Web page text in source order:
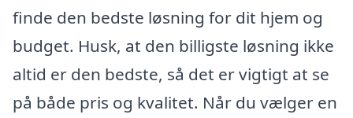
finde den bedste løsning for dit hjem og
budget. Husk, at den billigste løsning ikke
altid er den bedste, så det er vigtigt at se
på både pris og kvalitet. Når du vælger en